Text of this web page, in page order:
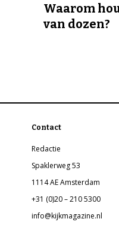
Waarom
van dozen?
Contact
Redactie
Spaklerweg 53
1114 AE Amsterdam
+31 (0)20 – 210 5300
info@kijkmagazine.nl